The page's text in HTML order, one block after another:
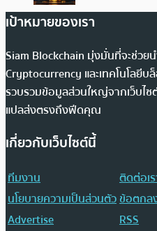
เป้าหมายของเรา
Siam Blockchain มุ่งมั่นที่จะช่วย
Cryptocurrency และเทคโนโลยีบ
รวบรวมข้อมูลส่วนใหญ่จากเว็บไซ
แปลส่งตรงถึงฟีดคุณ
เกี่ยวกับเว็บไซต์นี้
ทีมงาน
ติดต่อเ
นโยบายความเป็นส่วนตัวข้อตกล
Advertise
RSS